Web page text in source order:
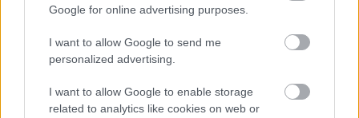
Google for online advertising purposes.
I want to allow Google to send me
personalized advertising.
I want to allow Google to enable storage
related to analytics like cookies on web or
Hírlevél feliratkozás